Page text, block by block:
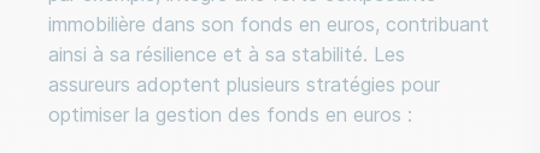
immobilière dans son fonds en euros, contribuant
ainsi à sa résilience et à sa stabilité. Les
assureurs adoptent plusieurs stratégies pour
optimiser la gestion des fonds en euros :